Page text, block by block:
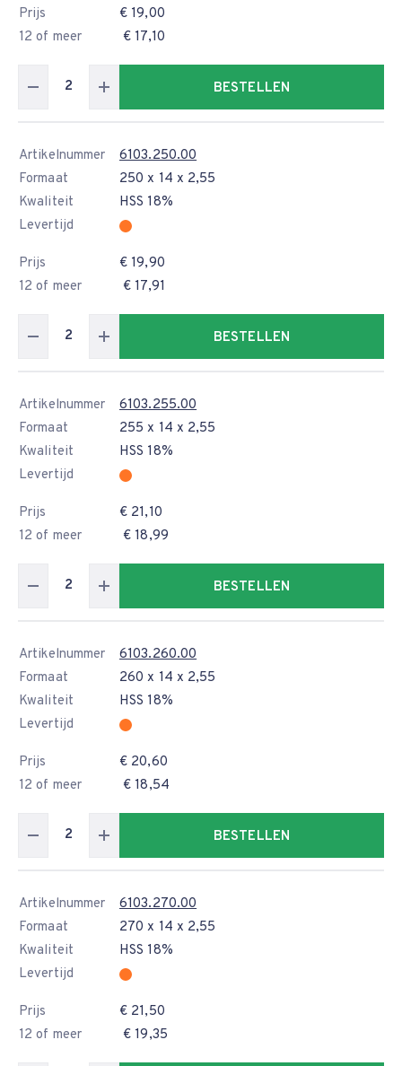
Prijs
€ 19,00
12 of meer
€ 17,10
BESTELLEN
Artikelnummer
6103.250.00
Formaat
250 x 14 x 2,55
Kwaliteit
HSS 18%
Levertijd
Prijs
€ 19,90
12 of meer
€ 17,91
BESTELLEN
Artikelnummer
6103.255.00
Formaat
255 x 14 x 2,55
Kwaliteit
HSS 18%
Levertijd
Prijs
€ 21,10
12 of meer
€ 18,99
BESTELLEN
Artikelnummer
6103.260.00
Formaat
260 x 14 x 2,55
Kwaliteit
HSS 18%
Levertijd
Prijs
€ 20,60
12 of meer
€ 18,54
BESTELLEN
Artikelnummer
6103.270.00
Formaat
270 x 14 x 2,55
Kwaliteit
HSS 18%
Levertijd
Prijs
€ 21,50
12 of meer
€ 19,35